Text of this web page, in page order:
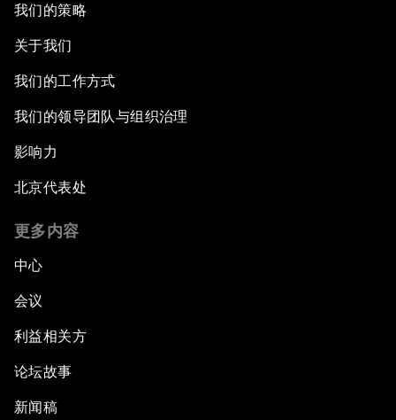
我们的策略
关于我们
我们的工作方式
我们的领导团队与组织治理
影响力
北京代表处
更多内容
中心
会议
利益相关方
论坛故事
新闻稿